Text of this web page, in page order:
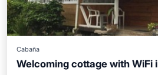
Cabaña
Welcoming cottage with WiFi
Internet Apto para niños